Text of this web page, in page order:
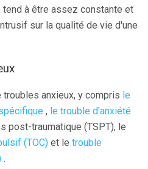
tend à être assez constante et
sur la qualité de vie d'une
anxieux, y compris le
, le trouble d'anxiété
post-traumatique (TSPT), le
(TOC) et le trouble
.